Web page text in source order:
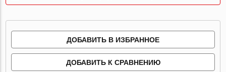
ДОБАВИТЬ В ИЗБРАННОЕ
ДОБАВИТЬ К СРАВНЕНИЮ